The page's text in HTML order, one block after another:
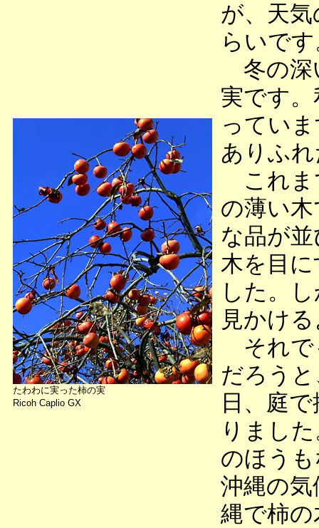
たわわに実った柿の実
Ricoh Caplio GX
が、天
らいで
冬の深
実です
ってい
ありふ
これま
の薄い
な品が
木を目
した。
見かけ
それで
だろう
日、庭
りまし
のほう
沖縄の
縄で柿